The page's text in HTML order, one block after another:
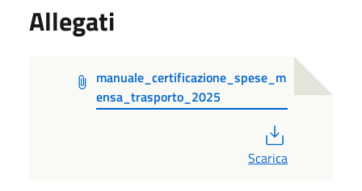
Allegati
manuale_certificazione_spese_m
ensa_trasporto_2025
Scarica